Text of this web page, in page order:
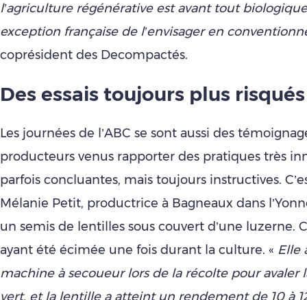
l’agriculture régénérative est avant tout
exception française de l’envisager en
coprésident des Decompactés.
Des essais toujours plus risqués
Les journées de l’ABC se sont aussi des
producteurs venus rapporter des pratiques très
parfois concluantes, mais toujours instructives.
Mélanie Petit, productrice à Bagneaux dans
un semis de lentilles sous couvert d’une luzerne.
ayant été écimée une fois durant la culture. « Elle
machine à secoueur lors de la récolte pour avaler
vert, et la lentille a atteint un rendement de 10 à